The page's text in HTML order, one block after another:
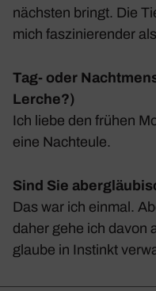
nächsten bringt. Die
mich faszi­nie­render
Tag- oder
Lerche?)
Ich liebe den frühen
eine Nacht­eule.
Sind Sie
Das war ich einmal.
daher gehe ich davon
glaube in Instinkt